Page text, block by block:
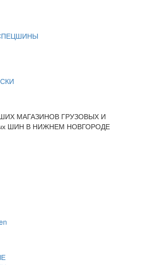
МАГАЗИНОВ ГРУЗОВЫХ И
ШИН В НИЖНЕМ НОВГОРОДЕ